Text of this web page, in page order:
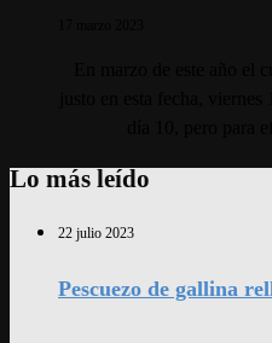
Lo más leído
22 julio 2023
Pescuezo de gallina